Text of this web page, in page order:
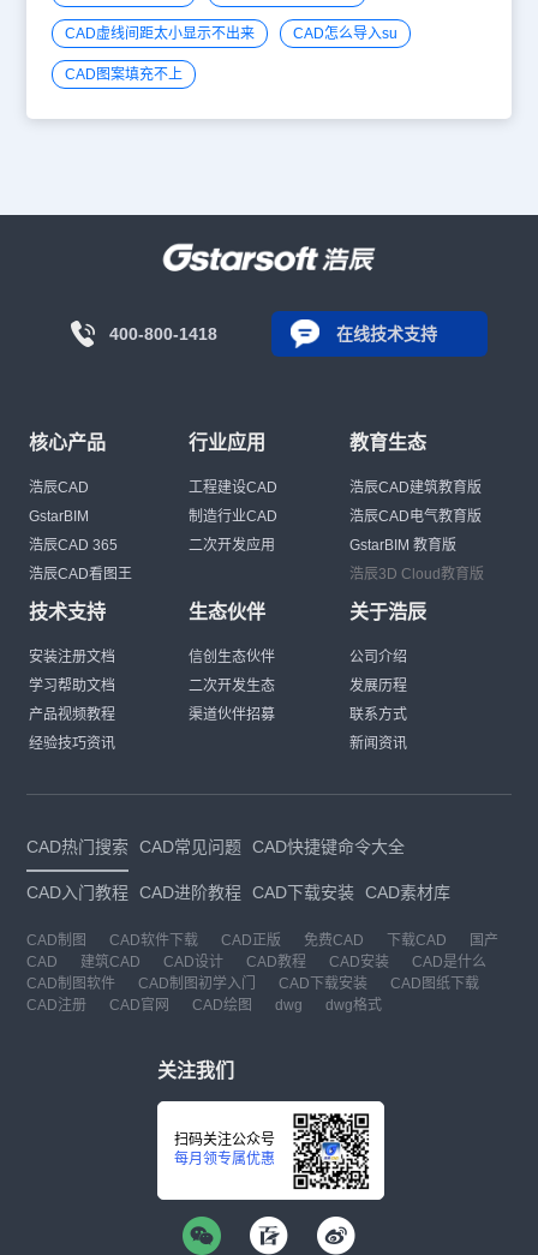
CAD虚线间距太小显示不出来 CAD怎么导入su
CAD图案填充不上
400-800-1418 在线技术支持
核心产品
浩辰CAD
GstarBIM
浩辰CAD 365
浩辰CAD看图王
行业应用
工程建设CAD
制造行业CAD
二次开发应用
教育生态
浩辰CAD建筑教育版
浩辰CAD电气教育版
GstarBIM 教育版
浩辰3D Cloud教育版
技术支持
安装注册文档
学习帮助文档
产品视频教程
经验技巧资讯
生态伙伴
信创生态伙伴
二次开发生态
渠道伙伴招募
关于浩辰
公司介绍
发展历程
联系方式
新闻资讯
CAD热门搜索 CAD常见问题 CAD快捷键命令大全
CAD入门教程 CAD进阶教程 CAD下载安装 CAD素材库
CAD制图 CAD软件下载 CAD正版 免费CAD 下载CAD
国产
CAD
建筑CAD CAD设计 CAD教程 CAD安装
CAD是什么
CAD制图软件
CAD制图初学入门 CAD下载安装
CAD图纸下载
CAD注册
CAD官网 CAD绘图 dwg dwg格式
关注我们
扫码关注公众号
每月领专属优惠